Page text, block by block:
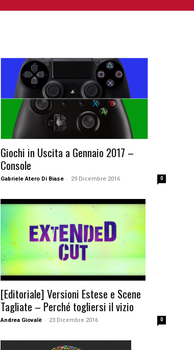
Giochi in Uscita a Gennaio 2017 –
Console
Gabriele Atero Di Biase - 29 Dicembre 2016 0
[Editoriale] Versioni Estese e Scene
Tagliate – Perché togliersi il vizio
Andrea Giovalè - 23 Dicembre 2016 0